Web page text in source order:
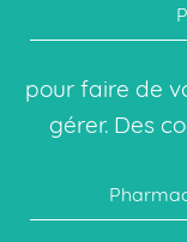
pour faire de
gérer. Des